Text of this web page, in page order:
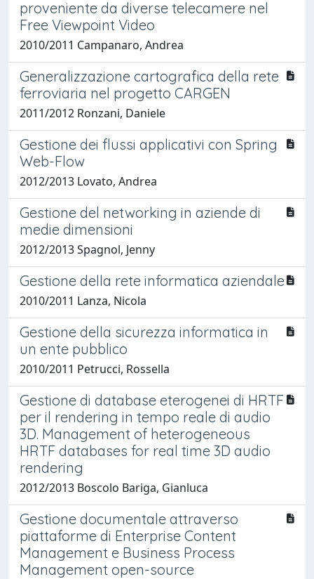
proveniente da diverse telecamere nel
Free Viewpoint Video
2010/2011 Campanaro, Andrea
Generalizzazione cartografica della rete
ferroviaria nel progetto CARGEN
2011/2012 Ronzani, Daniele
Gestione dei flussi applicativi con Spring
Web-Flow
2012/2013 Lovato, Andrea
Gestione del networking in aziende di
medie dimensioni
2012/2013 Spagnol, Jenny
Gestione della rete informatica aziendale
2010/2011 Lanza, Nicola
Gestione della sicurezza informatica in
un ente pubblico
2010/2011 Petrucci, Rossella
Gestione di database eterogenei di HRTF
per il rendering in tempo reale di audio
3D. Management of heterogeneous
HRTF databases for real time 3D audio
rendering
2012/2013 Boscolo Bariga, Gianluca
Gestione documentale attraverso
piattaforme di Enterprise Content
Management e Business Process
Management open-source